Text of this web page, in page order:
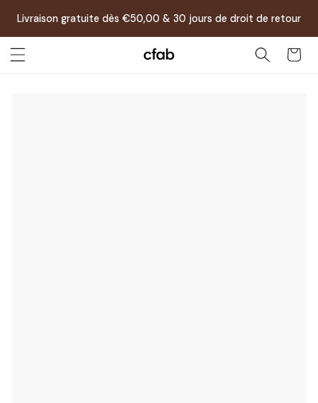
passer
contenu
Livraison gratuite dès €50,00 & 30 jours de droit de retour
Panier